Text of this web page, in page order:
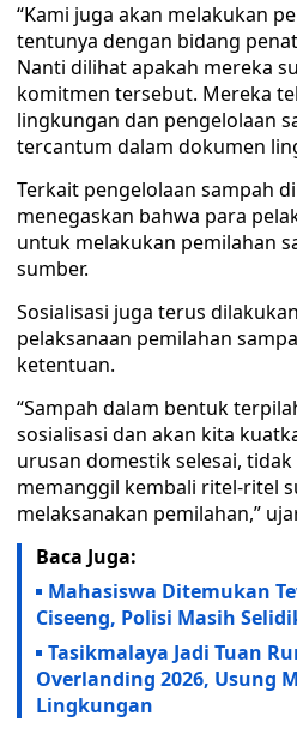
“Kami juga akan melakukan
tentunya dengan bidang
Nanti dilihat apakah mereka
komitmen tersebut. Mereka
lingkungan dan pengelolaan
tercantum dalam dokumen
Terkait pengelolaan sampah
menegaskan bahwa para
untuk melakukan pemilahan
sumber.
Sosialisasi juga terus
pelaksanaan pemilahan
ketentuan.
“Sampah dalam bentuk
sosialisasi dan akan kita
urusan domestik selesai,
memanggil kembali ritel-ritel
melaksanakan pemilahan,”
Baca Juga:
Mahasiswa Ditemukan
Ciseeng, Polisi Masih
Tasikmalaya Jadi Tuan
Overlanding 2026, Usung
Lingkungan